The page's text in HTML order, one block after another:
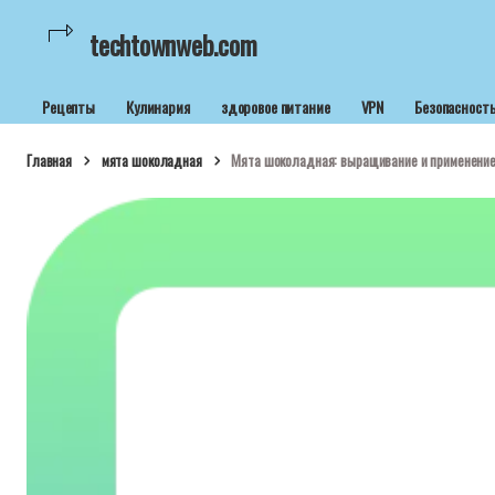
techtownweb.com
Рецепты Кулинария здоровое питание VPN
Главная мята шоколадная Мята шоколадная: выращивание и